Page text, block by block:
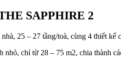
SAPPHIRE 2
25 – 27 tầng/toà, cùng 4 thiết
nhỏ, chỉ từ 28 – 75 m2, chia thành